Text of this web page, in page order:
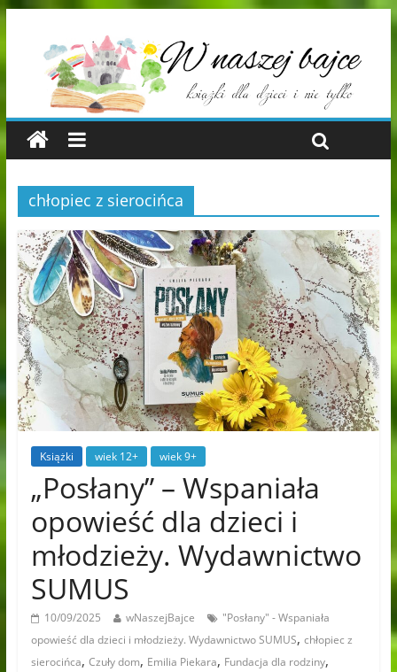
chłopiec z sierocińca
Książki wiek 12+ wiek 9+
„Posłany” – Wspaniała
opowieść dla dzieci i
młodzieży. Wydawnictwo
SUMUS
10/09/2025 wNaszejBajce
"Posłany" - Wspaniała
opowieść dla dzieci i młodzieży. Wydawnictwo SUMUS, chłopiec z
sierocińca, Czuły dom, Emilia Piekara, Fundacja dla rodziny,